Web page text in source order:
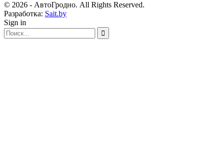
© 2026 - АвтоГродно. All Rights Reserved.
Разработка: Sait.by
Sign in